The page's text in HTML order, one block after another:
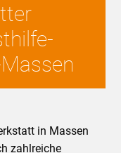
in Massen
zahlreiche